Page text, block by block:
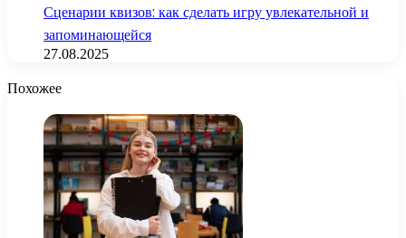
Сценарии квизов: как сделать игру увлекательной и
запоминающейся
27.08.2025
Похожее